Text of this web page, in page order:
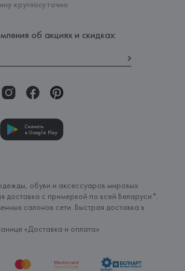
круглосуточно
об акциях и скидках:
Скачать
в Google Play
обуви и аксессуаров мировых
доставка с примеркой по всей Беларуси*.
салонов сети. Быстрая доставка в
«Доставка и оплата»